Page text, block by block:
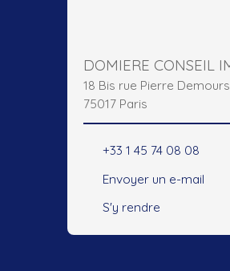
18 Bis rue Pierre Demours
75017 Paris
+33 1 45 74 08 08
Envoyer un e-mail
S'y rendre